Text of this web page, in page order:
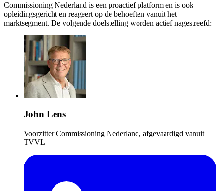
Commissioning Nederland is een proactief platform en is ook
opleidingsgericht en reageert op de behoeften vanuit het
marktsegment. De volgende doelstelling worden actief nagestreefd:
John Lens
Voorzitter Commissioning Nederland, afgevaardigd vanuit
TVVL